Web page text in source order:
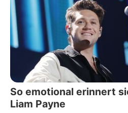
So emotional erinnert
Liam Payne